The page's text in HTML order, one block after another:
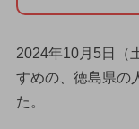
2024年10月5日（
すめの、徳島県の
た。